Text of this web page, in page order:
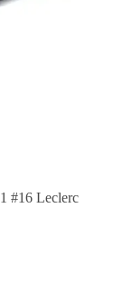
#16 Leclerc